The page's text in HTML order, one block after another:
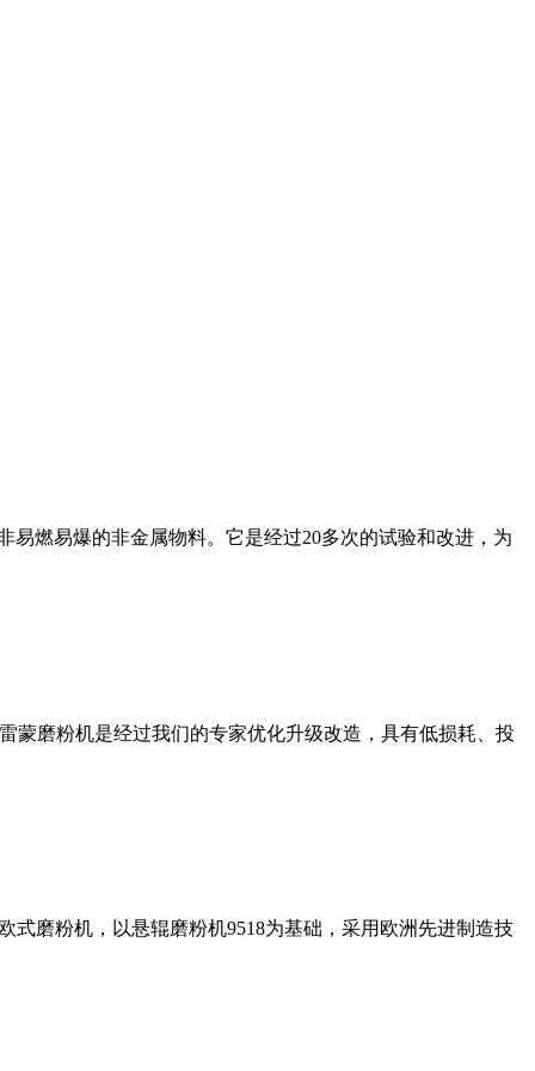
燃易爆的非金属物料。它是经过20多次的试验和改进，为
蒙磨粉机是经过我们的专家优化升级改造，具有低损耗、投
磨粉机，以悬辊磨粉机9518为基础，采用欧洲先进制造技